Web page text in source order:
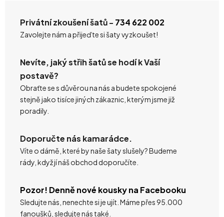
Privátní zkoušení šatů - 734 622 002
Zavolejte nám a přijeďte si šaty vyzkoušet!
Nevíte, jaký střih šatů se hodí k Vaší
postavě?
Obraťte se s důvěrou na nás a budete spokojené
stejně jako tisíce jiných zákaznic, kterým jsme již
poradily.
Doporučte nás kamarádce.
Víte o dámě, které by naše šaty slušely? Budeme
rády, když jí náš obchod doporučíte.
Pozor! Denně nové kousky na Facebooku
Sledujte nás, nenechte si je ujít. Máme přes 95.000
fanoušků, sledujte nás také.